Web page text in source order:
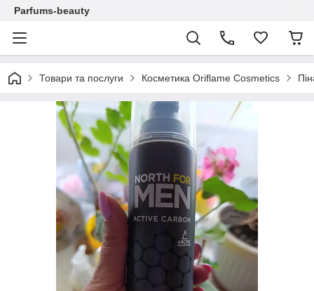
Parfums-beauty
Товари та послуги Косметика Oriflame Cosmetics